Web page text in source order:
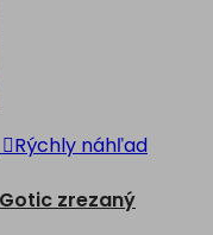
Rýchly náhľad
zrezaný